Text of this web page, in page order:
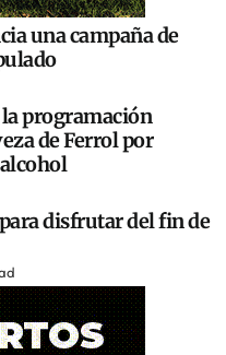
una campaña de
programación
de Ferrol por
disfrutar del fin de